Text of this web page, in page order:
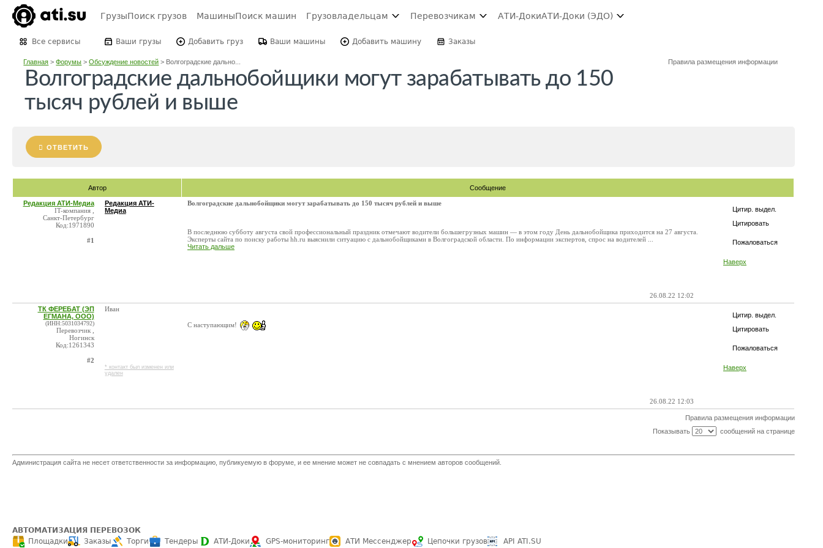
ГрузыПоиск грузов МашиныПоиск машин Грузовладельцам Перевозчикам АТИ-ДокиАТИ-Доки (ЭДО)
Все сервисы Ваши грузы Добавить груз Ваши машины Добавить машину Заказы
Главная >Форумы >Обсуждение новостей > Волгоградские дально... Правила размещения информации
Волгоградские дальнобойщики могут зарабатывать до 150
тысяч рублей и выше
ОТВЕТИТЬ
Автор Сообщение
Цитир. выдел.
Цитировать
Пожаловаться
Наверх
Редакция АТИ-Медиа
IT-компания ,
Санкт-Петербург
Код:1971890
#1
Редакция АТИ-
Медиа
Волгоградские дальнобойщики могут зарабатывать до 150 тысяч рублей и выше
В последнюю субботу августа свой профессиональный праздник отмечают водители большегрузных машин — в этом году День дальнобойщика приходится на 27 августа.
Эксперты сайта по поиску работы hh.ru выяснили ситуацию с дальнобойщиками в Волгоградской области. По информации экспертов, спрос на водителей ...
Читать дальше
26.08.22 12:02
Цитир. выдел.
Цитировать
Пожаловаться
Наверх
ТК ФЕРЕБАТ (ЭП
ЕГМАНА, ООО)
(ИНН:5031034792)
Перевозчик ,
Ногинск
Код:1261343
#2
Иван
* контакт был изменен или
удален
С наступающим!
26.08.22 12:03
Правила размещения информации
Показывать
сообщений на странице
Администрация сайта не несет ответственности за информацию, публикуемую в форуме, и ее мнение может не совпадать с мнением авторов сообщений.
АВТОМАТИЗАЦИЯ ПЕРЕВОЗОК
Площадки
Заказы Торги Тендеры АТИ-Доки GPS-мониторинг АТИ Мессенджер Цепочки грузов API ATI.SU